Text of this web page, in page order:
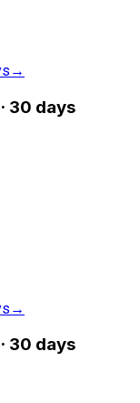
→
30 days
→
30 days